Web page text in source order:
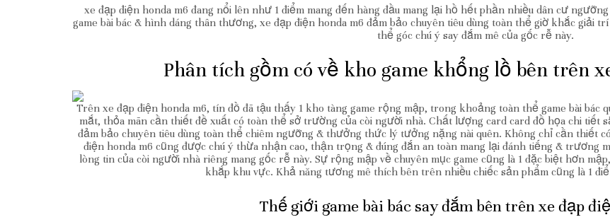
xe đạp điện honda m6 đang nổi lên như 1 điểm mang đến hàng đầu mang lại hồ hết phần nhiều dân cư
game bài bác & hình dáng thân thương, xe đạp điện honda m6 đảm bảo chuyên tiêu dùng toàn thể giờ khắc giải
thể góc chú ý say đắm mê của gốc rễ này.
Phân tích gồm có về kho game khổng lồ bên trên
Trên xe đạp điện honda m6, tín đồ đã tậu thấy 1 kho tàng game rộng mập, trong khoảng toàn thể game bài bác
mắt, thỏa mãn cần thiết đề xuất có toàn thể sở trường của còi người nhà. Chất lượng card card đồ họa chi tiết
đảm bảo chuyên tiêu dùng toàn thể chiêm ngưỡng & thưởng thức lý tưởng nặng nài quên. Không chỉ cần thiết
điện honda m6 cũng được chú ý thừa nhận cao, thận trọng & đúng đắn an toàn mang lại đánh tiếng & trương
lòng tin của còi người nhà riêng mang gốc rễ này. Sự rộng mập về chuyên mục game cũng là 1 đặc biệt hơn
khắp khu vực. Khả năng tương mê thích bên trên nhiều chiếc sản phẩm cũng là 1
Thế giới game bài bác say đắm bên trên xe đạp